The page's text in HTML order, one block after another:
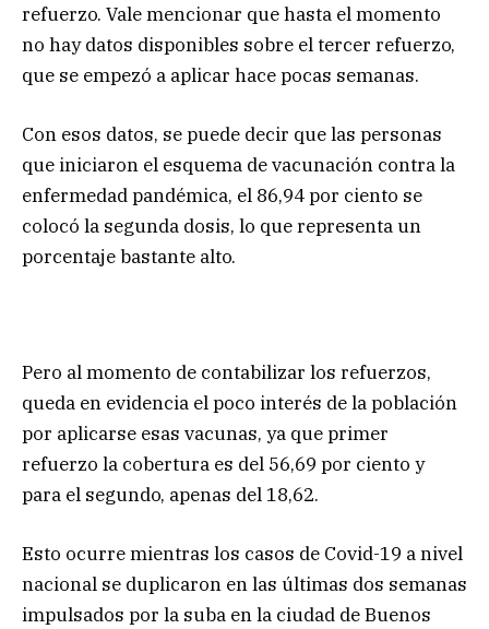
refuerzo. Vale mencionar que hasta el momento
no hay datos disponibles sobre el tercer refuerzo,
que se empezó a aplicar hace pocas semanas.
Con esos datos, se puede decir que las personas
que iniciaron el esquema de vacunación contra la
enfermedad pandémica, el 86,94 por ciento se
colocó la segunda dosis, lo que representa un
porcentaje bastante alto.
Pero al momento de contabilizar los refuerzos,
queda en evidencia el poco interés de la población
por aplicarse esas vacunas, ya que primer
refuerzo la cobertura es del 56,69 por ciento y
para el segundo, apenas del 18,62.
Esto ocurre mientras los casos de Covid-19 a nivel
nacional se duplicaron en las últimas dos semanas
impulsados por la suba en la ciudad de Buenos